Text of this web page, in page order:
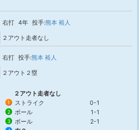
右打 4年 投手:熊本 裕人
２アウト走者なし
右打 投手:熊本 裕人
２アウト２塁
２アウト走者なし
1 ストライク 0-1
2 ボール 1-1
3 ボール 2-1